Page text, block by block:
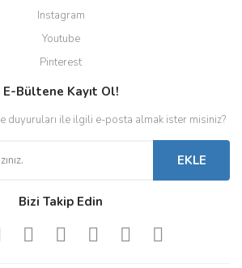
Instagram
Youtube
Pinterest
E-Bültene Kayıt Ol!
duyuruları ile ilgili e-posta almak ister misiniz?
EKLE
Bizi Takip Edin